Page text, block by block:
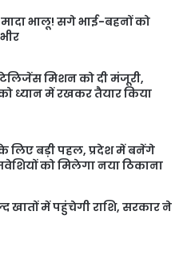
भालू! सगे भाई-बहनों को
मिशन को दी मंजूरी,
ध्यान में रखकर तैयार किया
लिए बड़ी पहल, प्रदेश में बनेंगे
को मिलेगा नया ठिकाना
खातों में पहुंचेगी राशि, सरकार ने